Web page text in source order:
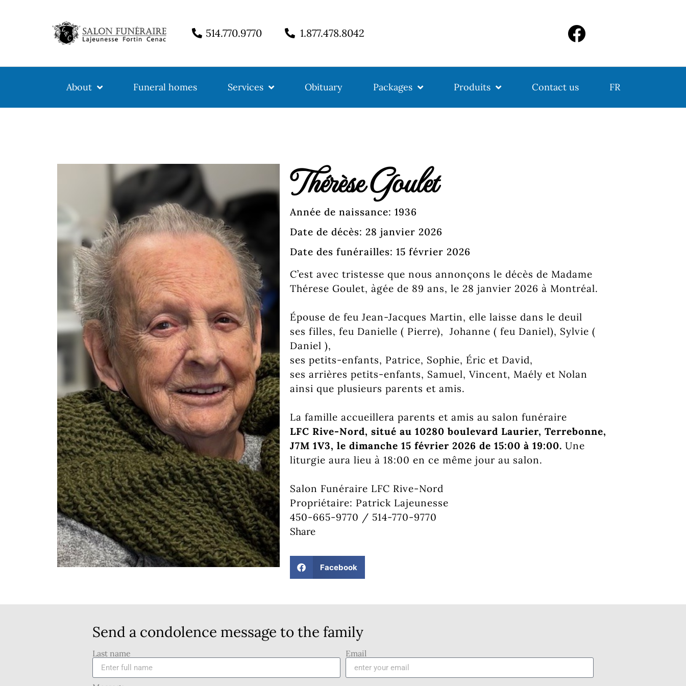
514.770.9770 1.877.478.8042
About Funeral homes Services Obituary Packages Produits Contact us FR
Thérèse Goulet
Année de naissance: 1936
Date de décès: 28 janvier 2026
Date des funérailles: 15 février 2026
C’est avec tristesse que nous annonçons le décès de Madame
Thérese Goulet, àgée de 89 ans, le 28 janvier 2026 à Montréal.
Épouse de feu Jean-Jacques Martin, elle laisse dans le deuil
ses filles, feu Danielle ( Pierre), Johanne ( feu Daniel), Sylvie (
Daniel ),
ses petits-enfants, Patrice, Sophie, Éric et David,
ses arrières petits-enfants, Samuel, Vincent, Maély et Nolan
ainsi que plusieurs parents et amis.
La famille accueillera parents et amis au salon funéraire
LFC Rive-Nord, situé au 10280 boulevard Laurier, Terrebonne,
J7M 1V3, le dimanche 15 février 2026 de 15:00 à 19:00. Une
liturgie aura lieu à 18:00 en ce même jour au salon.
Salon Funéraire LFC Rive-Nord
Propriétaire: Patrick Lajeunesse
450-665-9770 / 514-770-9770
Share
Facebook
Send a condolence message to the family
Last name Email